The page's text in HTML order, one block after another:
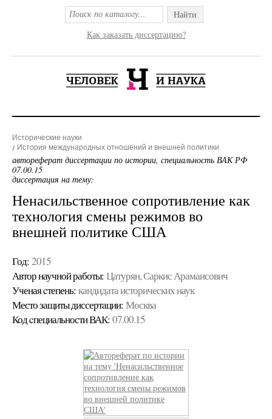
Найти
Как заказать диссертацию?
Исторические науки
История международных отношений и внешней политики
автореферат диссертации по истории, специальность ВАК РФ
07.00.15
диссертация на тему:
Ненасильственное сопротивление как
технология смены режимов во
внешней политике США
Год: 2015
Автор научной работы: Цатурян, Саркис Арамаисович
Ученая cтепень: кандидата исторических наук
Место защиты диссертации: Москва
Код cпециальности ВАК: 07.00.15